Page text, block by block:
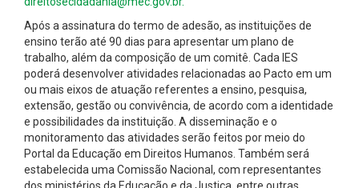
Após a assinatura do termo de adesão, as instituições de
ensino terão até 90 dias para apresentar um plano de
trabalho, além da composição de um comitê. Cada IES
poderá desenvolver atividades relacionadas ao Pacto em um
ou mais eixos de atuação referentes a ensino, pesquisa,
extensão, gestão ou convivência, de acordo com a identidade
e possibilidades da instituição. A disseminação e o
monitoramento das atividades serão feitos por meio do
Portal da Educação em Direitos Humanos. Também será
estabelecida uma Comissão Nacional, com representantes
dos ministérios da Educação e da Justiça, entre outras